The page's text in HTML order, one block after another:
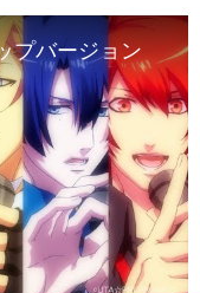
プバージョン